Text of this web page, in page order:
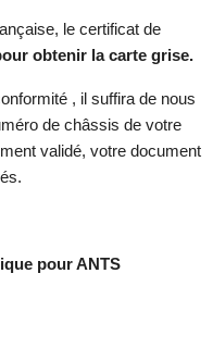
le certificat de
obtenir la carte grise.
, il suffira de nous
de châssis de votre
validé, votre document
pour ANTS